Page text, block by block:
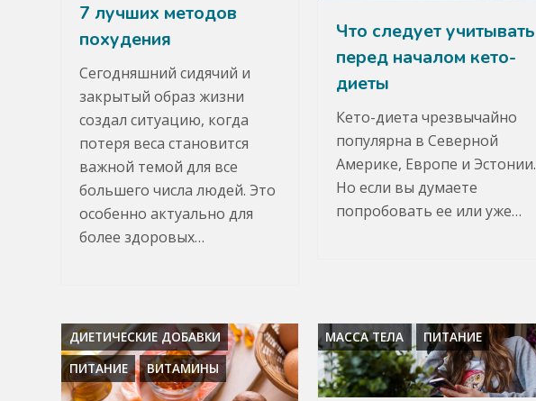
7 лучших методов
похудения
Сегодняшний сидячий и
закрытый образ жизни
создал ситуацию, когда
потеря веса становится
важной темой для все
большего числа людей. Это
особенно актуально для
более здоровых…
Что следует учитывать
перед началом кето-
диеты
Кето-диета чрезвычайно
популярна в Северной
Америке, Европе и Эстонии.
Но если вы думаете
попробовать ее или уже…
ДИЕТИЧЕСКИЕ ДОБАВКИ
ПИТАНИЕ
ВИТАМИНЫ
МАССА ТЕЛА ПИТАНИЕ